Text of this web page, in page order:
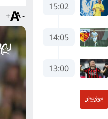
+ -
15:02
14:05
13:00